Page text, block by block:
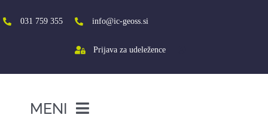
to
content
031 759 355 info@ic-geoss.si
Prijava za udeležence
MENI